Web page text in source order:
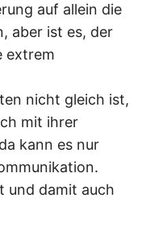
auf allein die
aber ist es, der
extrem
nicht gleich ist,
mit ihrer
kann es nur
und damit auch